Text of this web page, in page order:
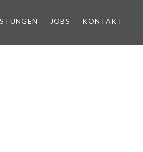
JOBS KONTAKT